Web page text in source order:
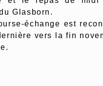
Glasborn.
échange est
vers la fin